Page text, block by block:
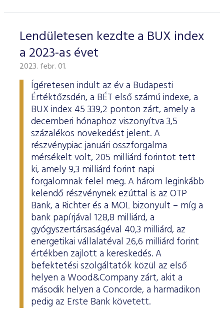
Lendületesen kezdte a BUX index
a 2023-as évet
2023. febr. 01.
Ígéretesen indult az év a Budapesti
Értéktőzsdén, a BÉT első számú indexe, a
BUX index 45 339,2 ponton zárt, amely a
decemberi hónaphoz viszonyítva 3,5
százalékos növekedést jelent. A
részvénypiac januári összforgalma
mérsékelt volt, 205 milliárd forintot tett
ki, amely 9,3 milliárd forint napi
forgalomnak felel meg. A három leginkább
kelendő részvénynek ezúttal is az OTP
Bank, a Richter és a MOL bizonyult – míg a
bank papírjával 128,8 milliárd, a
gyógyszertársaságéval 40,3 milliárd, az
energetikai vállalatéval 26,6 milliárd forint
értékben zajlott a kereskedés. A
befektetési szolgáltatók közül az első
helyen a Wood&Company zárt, akit a
második helyen a Concorde, a harmadikon
pedig az Erste Bank követett.